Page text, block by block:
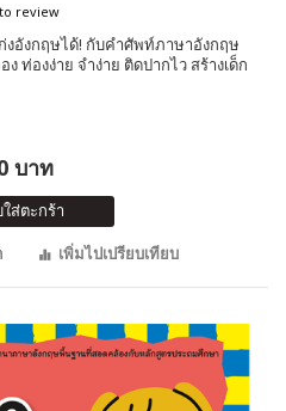
review
งอังกฤษได้! กับคำศัพท์ภาษาอังกฤษ
ท่องง่าย จำง่าย ติดปากไว สร้างเด็ก
บาท
ส่ตะกร้า
เพิ่มไปเปรียบเทียบ